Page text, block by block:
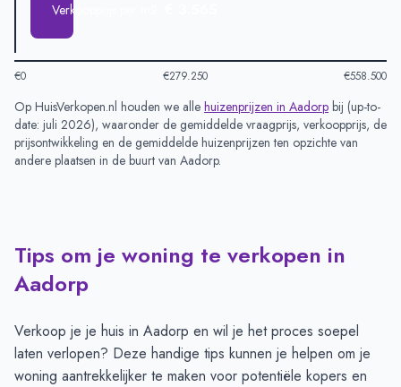
Verkoopprijs per m2
€0 €279.250 €558.500
Op HuisVerkopen.nl houden we alle huizenprijzen in Aadorp bij (up-to-
date: juli 2026), waaronder de gemiddelde vraagprijs, verkoopprijs, de
prijsontwikkeling en de gemiddelde huizenprijzen ten opzichte van
andere plaatsen in de buurt van Aadorp.
Tips om je woning te verkopen in
Aadorp
Verkoop je je huis in Aadorp en wil je het proces soepel
laten verlopen? Deze handige tips kunnen je helpen om je
woning aantrekkelijker te maken voor potentiële kopers en